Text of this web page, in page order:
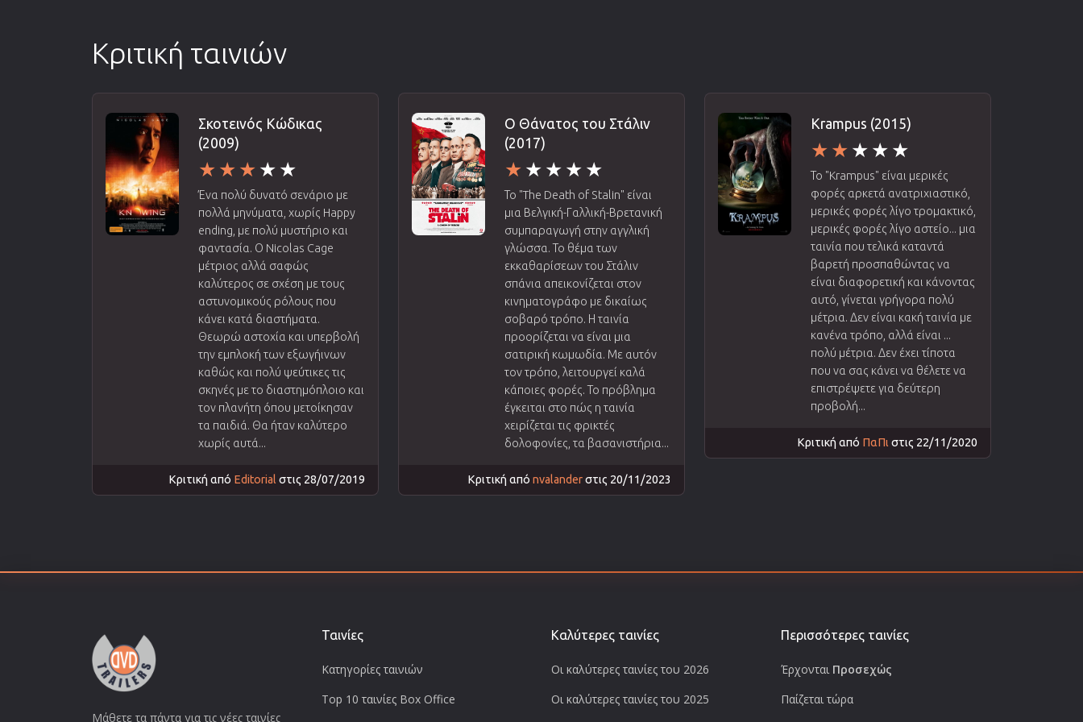
Κριτική ταινιών
Σκοτεινός Κώδικας
(2009)
Ένα πολύ δυνατό σενάριο με
πολλά μηνύματα, χωρίς Happy
ending, με πολύ μυστήριο και
φαντασία. Ο Nicolas Cage
μέτριος αλλά σαφώς
καλύτερος σε σχέση με τους
αστυνομικούς ρόλους που
κάνει κατά διαστήματα.
Θεωρώ αστοχία και υπερβολή
την εμπλοκή των εξωγήινων
καθώς και πολύ ψεύτικες τις
σκηνές με το διαστημόπλοιο και
τον πλανήτη όπου μετοίκησαν
τα παιδιά. Θα ήταν καλύτερο
χωρίς αυτά...
Κριτική από Editorial στις 28/07/2019
Ο Θάνατος του Στάλιν
(2017)
Το "The Death of Stalin" είναι
μια Βελγική-Γαλλική-Βρετανική
συμπαραγωγή στην αγγλική
γλώσσα. Το θέμα των
εκκαθαρίσεων του Στάλιν
σπάνια απεικονίζεται στον
κινηματογράφο με δικαίως
σοβαρό τρόπο. Η ταινία
προορίζεται να είναι μια
σατιρική κωμωδία. Με αυτόν
τον τρόπο, λειτουργεί καλά
κάποιες φορές. Το πρόβλημα
έγκειται στο πώς η ταινία
χειρίζεται τις φρικτές
δολοφονίες, τα βασανιστήρια...
Κριτική από nvalanderστις 20/11/2023
Krampus (2015)
Το "Krampus" είναι μερικές
φορές αρκετά ανατριχιαστικό,
μερικές φορές λίγο τρομακτικό,
μερικές φορές λίγο αστείο... μια
ταινία που τελικά καταντά
βαρετή προσπαθώντας να
είναι διαφορετική και κάνοντας
αυτό, γίνεται γρήγορα πολύ
μέτρια. Δεν είναι κακή ταινία με
κανένα τρόπο, αλλά είναι ...
πολύ μέτρια. Δεν έχει τίποτα
που να σας κάνει να θέλετε να
επιστρέψετε για δεύτερη
προβολή...
Κριτική από ΠαΠι στις 22/11/2020
Μάθετε τα πάντα για τις νέες ταινίες
Ταινίες
Κατηγορίες ταινιών
Top 10 ταινίες Box Office
Καλύτερες ταινίες
Οι καλύτερες ταινίες του 2026
Οι καλύτερες ταινίες του 2025
Περισσότερες ταινίες
Έρχονται Προσεχώς
Παίζεται τώρα